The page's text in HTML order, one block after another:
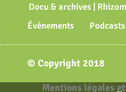
Docu & archives |
Évènements
© Copyright 2018
Mentions légales